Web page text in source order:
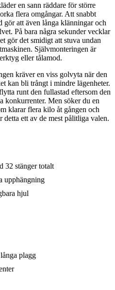
en sann räddare för större
flera omgångar. Att snabbt
att även långa klänningar och
På bara några sekunder vecklar
gör det smidigt att stuva undan
Självmonteringen är
eller tålamod.
kräver en viss golvyta när den
kan bli trångt i mindre lägenheter.
runt den fullastad eftersom den
konkurrenter. Men söker du en
klarar flera kilo åt gången och
ett av de mest pålitliga valen.
32 stänger totalt
upphängning
hjul
plagg